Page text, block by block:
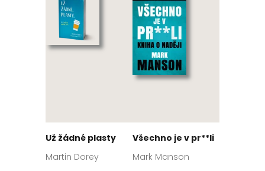
Už žádné plasty
Martin Dorey
Všechno je v pr**li
Mark Manson